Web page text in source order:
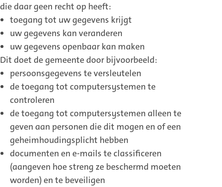
die daar geen recht op heeft:
toegang tot uw gegevens krijgt
uw gegevens kan veranderen
uw gegevens openbaar kan maken
Dit doet de gemeente door bijvoorbeeld:
persoonsgegevens te versleutelen
de toegang tot computersystemen te
controleren
de toegang tot computersystemen alleen te
geven aan personen die dit mogen en of een
geheimhoudingsplicht hebben
documenten en e-mails te classificeren
(aangeven hoe streng ze beschermd moeten
worden) en te beveiligen